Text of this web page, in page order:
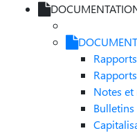
Notes
Bulletins